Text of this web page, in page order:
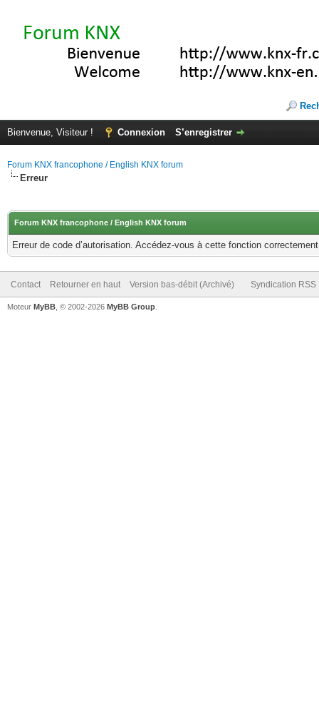
Bienvenue, Visiteur ! Connexion S’enregistrer
Forum KNX francophone / English KNX forum
Erreur
Forum KNX francophone / English KNX forum
Erreur de code d’autorisation. Accédez-vous à cette fonction
Contact Retourner en haut Version bas-débit (Archivé) Syndication RSS
Moteur MyBB , © 2002-2026 MyBB Group